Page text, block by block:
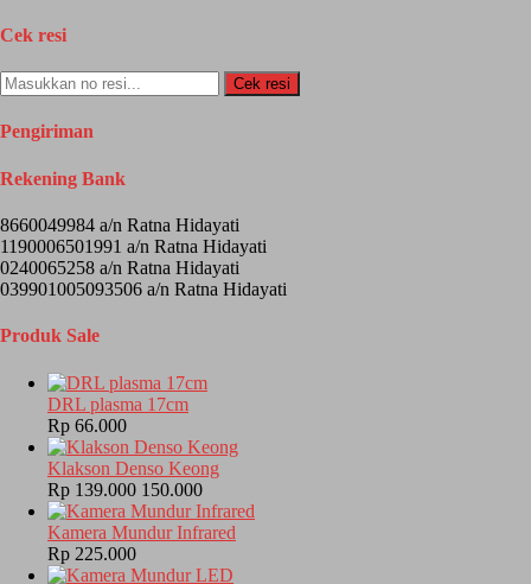
Cek resi
Cek resi
Pengiriman
Rekening Bank
8660049984 a/n Ratna Hidayati
1190006501991 a/n Ratna Hidayati
0240065258 a/n Ratna Hidayati
039901005093506 a/n Ratna Hidayati
Produk Sale
DRL plasma 17cm
Rp 66.000
Klakson Denso Keong
Rp 139.000 150.000
Kamera Mundur Infrared
Rp 225.000